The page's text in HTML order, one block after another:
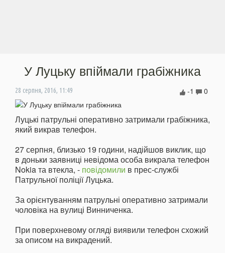
У Луцьку впіймали грабіжника
28 серпня, 2016, 11:49 0
-1
Луцькі патрульні оперативно затримали грабіжника,
який викрав телефон.
27 серпня, близько 19 години, надійшов виклик, що
в доньки заявниці невідома особа викрала телефон
Nokia та втекла, - повідомили в прес-службі
Патрульної поліції Луцька.
За орієнтуванням патрульні оперативно затримали
чоловіка на вулиці Винниченка.
При поверхневому огляді виявили телефон схожий
за описом на викрадений.